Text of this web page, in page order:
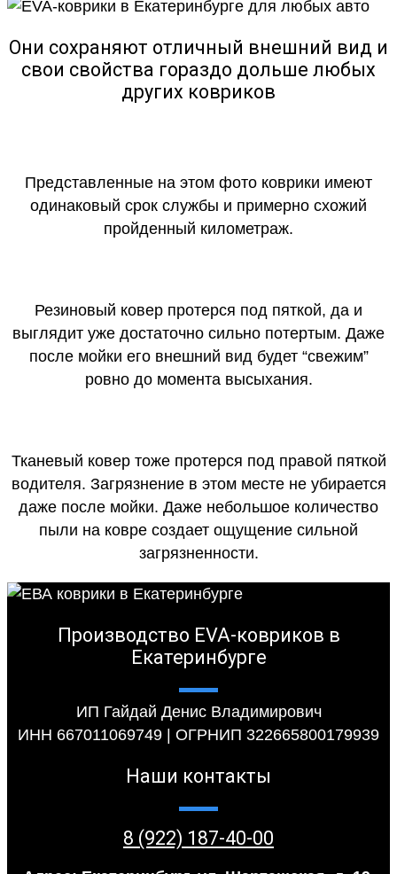
Они сохраняют отличный внешний вид и
свои свойства гораздо дольше любых
других ковриков
Представленные на этом фото коврики имеют
одинаковый срок службы и примерно схожий
пройденный километраж.
Резиновый ковер протерся под пяткой, да и
выглядит уже достаточно сильно потертым. Даже
после мойки его внешний вид будет “свежим”
ровно до момента высыхания.
Тканевый ковер тоже протерся под правой пяткой
водителя. Загрязнение в этом месте не убирается
даже после мойки. Даже небольшое количество
пыли на ковре создает ощущение сильной
загрязненности.
Производство EVA-ковриков в
Екатеринбурге
ИП Гайдай Денис Владимирович
ИНН 667011069749 | ОГРНИП 322665800179939
Наши контакты
8 (922) 187-40-00